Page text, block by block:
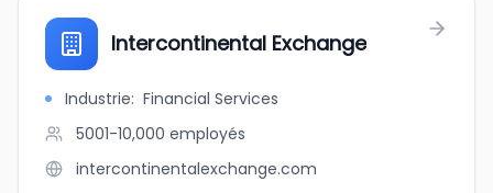
Intercontinental Exchange
Industrie: Financial Services
5001-10,000 employés
intercontinentalexchange.com